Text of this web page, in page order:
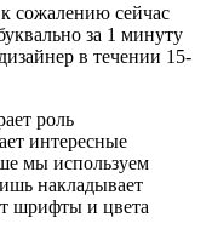
сожалению сейчас
за 1 минуту
в течении 15-
роль
интересные
мы используем
накладывает
шрифты и цвета